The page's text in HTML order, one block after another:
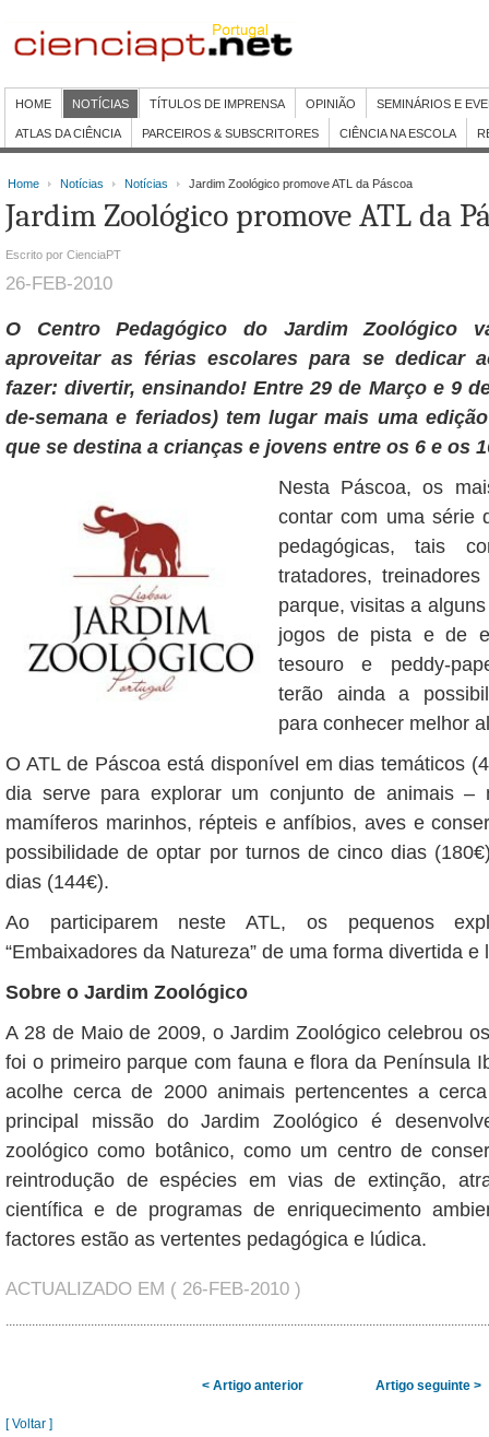
HOME NOTÍCIAS TÍTULOS DE IMPRENSA OPINIÃO SEMINÁRIOS E
ATLAS DA CIÊNCIA PARCEIROS & SUBSCRITORES CIÊNCIA NA ESCOLA
Home Notícias Notícias Jardim Zoológico promove ATL da Páscoa
Jardim Zoológico promove ATL da
Escrito por CienciaPT
26-FEB-2010
O Centro Pedagógico do Jardim Zoológico
aproveitar as férias escolares para se dedicar
fazer: divertir, ensinando! Entre 29 de Março e 9
de-semana e feriados) tem lugar mais uma
que se destina a crianças e jovens entre os 6 e os
Nesta Páscoa, os
contar com uma série
pedagógicas, tais
tratadores,
parque, visitas a
jogos de pista e de
tesouro e peddy-
terão ainda a
para conhecer melhor
O ATL de Páscoa está disponível em dias temáticos
dia serve para explorar um conjunto de animais –
mamíferos marinhos, répteis e anfíbios, aves e
possibilidade de optar por turnos de cinco dias
dias (144€).
Ao participarem neste ATL, os pequenos
“Embaixadores da Natureza” de uma forma divertida e
Sobre o Jardim Zoológico
A 28 de Maio de 2009, o Jardim Zoológico celebrou
foi o primeiro parque com fauna e flora da Península
acolhe cerca de 2000 animais pertencentes a
principal missão do Jardim Zoológico é
zoológico como botânico, como um centro de
reintrodução de espécies em vias de extinção,
científica e de programas de enriquecimento
factores estão as vertentes pedagógica e lúdica.
ACTUALIZADO EM ( 26-FEB-2010 )
< Artigo anterior Artigo seguinte >
[ Voltar ]